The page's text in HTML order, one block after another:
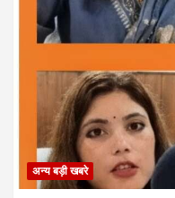
अन्य बड़ी खबरे